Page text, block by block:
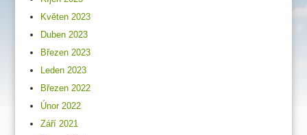
Květen 2023
Duben 2023
Březen 2023
Leden 2023
Březen 2022
Únor 2022
Září 2021